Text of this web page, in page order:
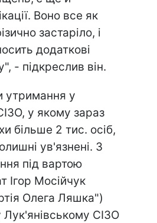
Воно все як
застаріло, і
додаткові
- підкреслив він.
утримання у
у якому зараз
більше 2 тис. осіб,
ув'язнені. З
під вартою
Ігор Мосійчук
Олега Ляшка")
СІЗО